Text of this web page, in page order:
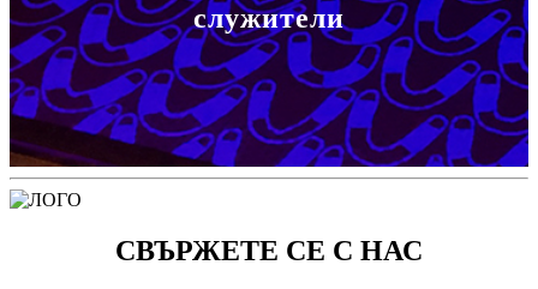
служители
СВЪРЖЕТЕ СЕ С НАС